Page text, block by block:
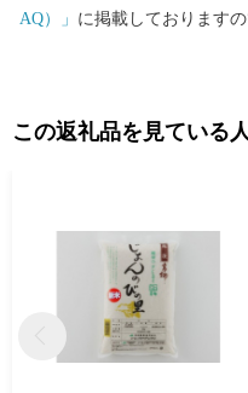
AQ）」 に掲載しております
この返礼品を見ている